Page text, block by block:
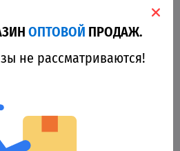
ОПТОВОЙ ПРОДАЖ.
не рассматриваются!